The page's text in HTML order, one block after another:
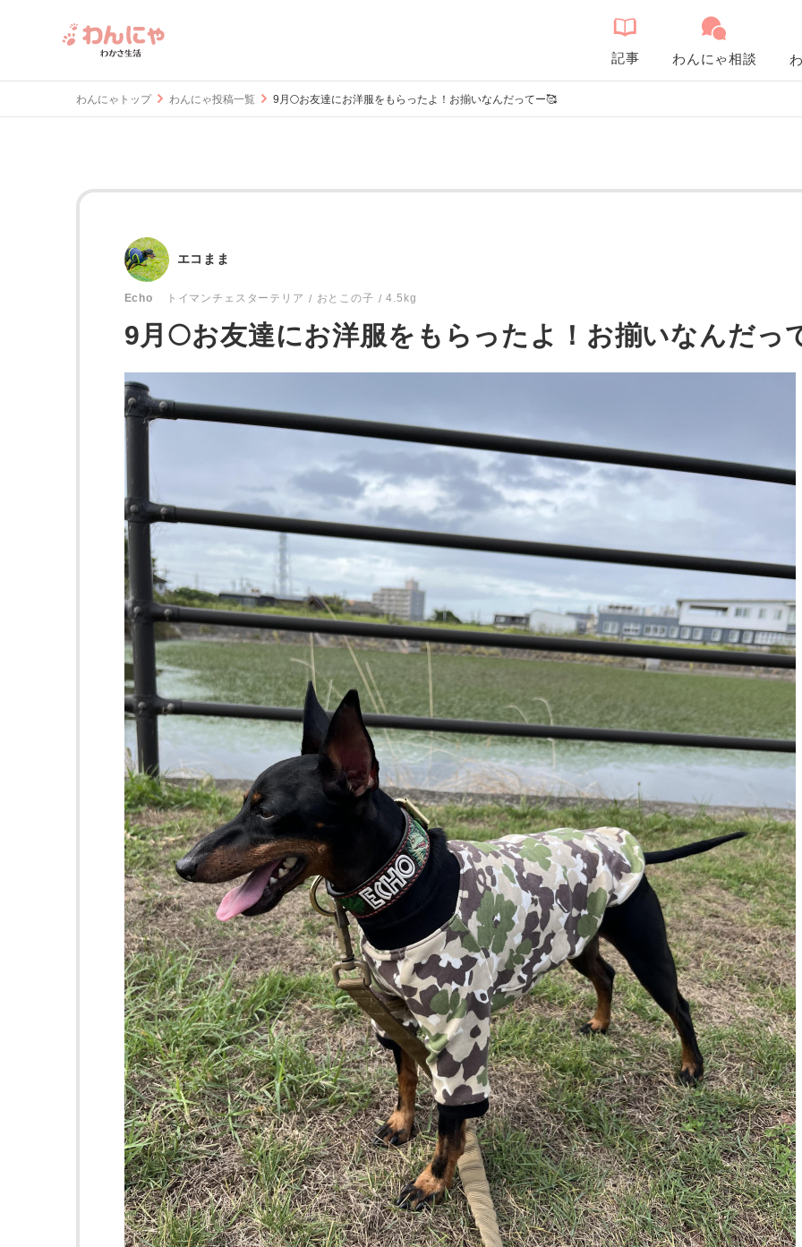
記事 わんにゃ相談
わんにゃトップ わんにゃ投稿一覧 9月🌕お友達にお洋服をもらったよ！お揃いなんだってー🥰
エコまま
Echo トイマンチェスターテリア おとこの子 4.5kg
9月🌕お友達にお洋服をもらったよ！お揃いなんだっ